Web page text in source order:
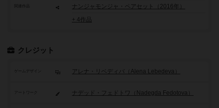
関連作品
ナンジャモンジャ・ペアセット（2016年）
+ 4作品
クレジット
アレナ・リベディバ（Alena Lebedeva）
アートワーク ナデッド・フェドトワ（Nadegda Fedotova）